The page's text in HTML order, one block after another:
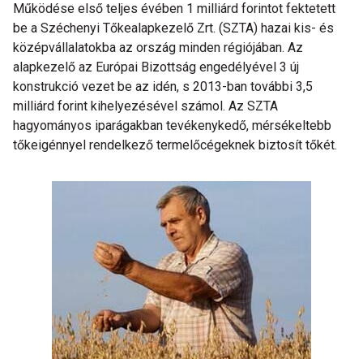
Működése első teljes évében 1 milliárd forintot fektetett
be a Széchenyi Tőkealapkezelő Zrt. (SZTA) hazai kis- és
középvállalatokba az ország minden régiójában. Az
alapkezelő az Európai Bizottság engedélyével 3 új
konstrukció vezet be az idén, s 2013-ban további 3,5
milliárd forint kihelyezésével számol. Az SZTA
hagyományos iparágakban tevékenykedő, mérsékeltebb
tőkeigénnyel rendelkező termelőcégeknek biztosít tőkét.